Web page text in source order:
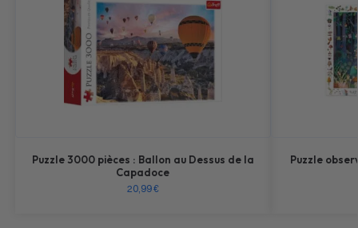
Puzzle 3000 pièces : Ballon au Dessus de la
Capadoce
20,99€
Puzzle